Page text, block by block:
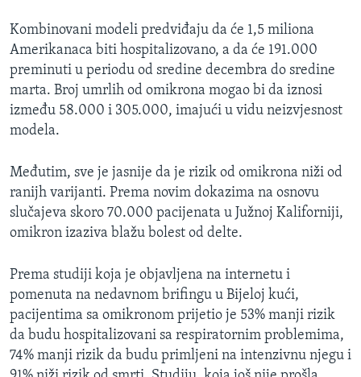
Kombinovani modeli predviđaju da će 1,5 miliona
Amerikanaca biti hospitalizovano, a da će 191.000
preminuti u periodu od sredine decembra do sredine
marta. Broj umrlih od omikrona mogao bi da iznosi
između 58.000 i 305.000, imajući u vidu neizvjesnost
modela.
Međutim, sve je jasnije da je rizik od omikrona niži od
ranijh varijanti. Prema novim dokazima na osnovu
slučajeva skoro 70.000 pacijenata u Južnoj Kaliforniji,
omikron izaziva blažu bolest od delte.
Prema studiji koja je objavljena na internetu i
pomenuta na nedavnom brifingu u Bijeloj kući,
pacijentima sa omikronom prijetio je 53% manji rizik
da budu hospitalizovani sa respiratornim problemima,
74% manji rizik da budu primljeni na intenzivnu njegu i